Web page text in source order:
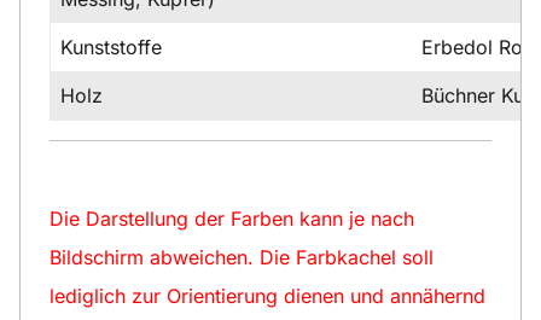
Kunststoffe
Erbedol
Holz
Büchner
Die Darstellung der Farben kann je nach
Bildschirm abweichen. Die Farbkachel soll
lediglich zur Orientierung dienen und annähernd